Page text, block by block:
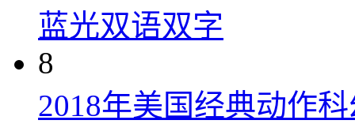
蓝光双语双字
8
2018年美国经典动作